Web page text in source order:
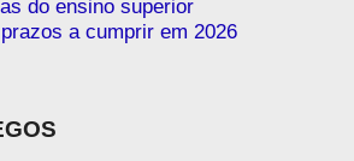
do ensino superior
a cumprir em 2026